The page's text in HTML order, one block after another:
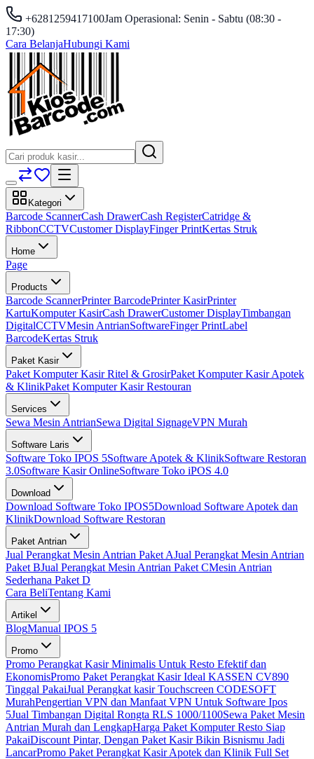
+6281259417100Jam Operasional: Senin - Sabtu (08:30 -
17:30)
Cara BelanjaHubungi Kami
Kategori
Barcode ScannerCash DrawerCash RegisterCatridge &
RibbonCCTVCustomer DisplayFinger PrintKertas Struk
Home
Page
Products
Barcode ScannerPrinter BarcodePrinter KasirPrinter
KartuKomputer KasirCash DrawerCustomer DisplayTimbangan
DigitalCCTVMesin AntrianSoftwareFinger PrintLabel
BarcodeKertas Struk
Paket Kasir
Paket Komputer Kasir Ritel & GrosirPaket Komputer Kasir Apotek
& KlinikPaket Komputer Kasir Restouran
Services
Sewa Mesin AntrianSewa Digital SignageVPN Murah
Software Laris
Software Toko IPOS 5Software Apotek & KlinikSoftware Restoran
3.0Software Kasir OnlineSoftware Toko iPOS 4.0
Download
Download Software Toko IPOS5Download Software Apotek dan
KlinikDownload Software Restoran
Paket Antrian
Jual Perangkat Mesin Antrian Paket AJual Perangkat Mesin Antrian
Paket BJual Perangkat Mesin Antrian Paket CMesin Antrian
Sederhana Paket D
Cara BeliTentang Kami
Artikel
BlogManual IPOS 5
Promo
Promo Perangkat Kasir Minimalis Untuk Resto Efektif dan
EkonomisPromo Paket Perangkat Kasir Ideal KASSEN CV890
Tinggal PakaiJual Perangkat kasir Touchscreen CODESOFT
MurahPengertian VPN dan Manfaat VPN Untuk Software Ipos
5Jual Timbangan Digital Rongta RLS 1000/1100Sewa Paket Mesin
Antrian Murah dan LengkapHarga Paket Komputer Resto Siap
PakaiDiscount Pintar, Dengan Paket Kasir Bikin Bisnismu Jadi
LancarPromo Paket Perangkat Kasir Apotek dan Klinik Full Set